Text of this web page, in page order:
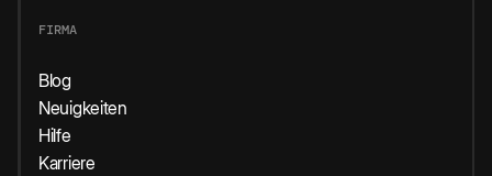
FIRMA
Blog
Neuigkeiten
Hilfe
Karriere